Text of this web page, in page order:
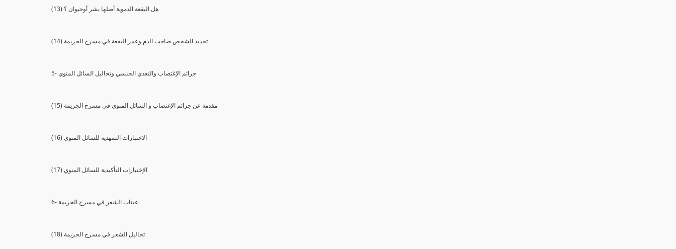
(13) هل البقعة الدموية أصلها بشر أوحيوان ؟
(14) تحديد الشخص صاحب الدم وعمر البقعة في مسرح الجريمة
5- جرائم الإغتصاب والتعدي الجنسي وتحاليل السائل المنوي
(15) مقدمة عن جرائم الإغتصاب و السائل المنوي في مسرح الجريمة
(16) الاختبارات التمهدية للسائل المنوي
(17) الإختبارات التأكيدية للسائل المنوي
6- عينات الشعر في مسرح الجريمة
(18) تحاليل الشعر في مسرح الجريمة